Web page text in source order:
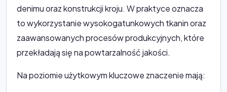
denimu oraz konstrukcji kroju. W praktyce oznacza
to wykorzystanie wysokogatunkowych tkanin oraz
zaawansowanych procesów produkcyjnych, które
przekładają się na powtarzalność jakości.
Na poziomie użytkowym kluczowe znaczenie mają: